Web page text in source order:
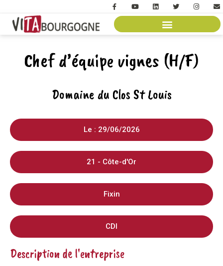
Chef d’équipe vignes (H/F)
Domaine du Clos St Louis
Le : 29/06/2026
21 - Côte-d'Or
Fixin
CDI
Description de l'entreprise